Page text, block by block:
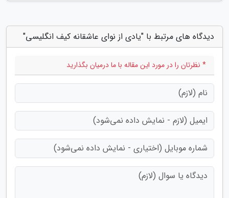
دیدگاه های مرتبط با "یادی از نوای عاشقانه کیف انگلیسی"
* نظرتان را در مورد این مقاله با ما درمیان بگذارید